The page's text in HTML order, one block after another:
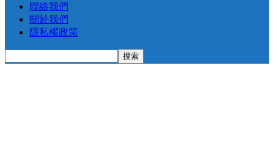
聯絡我們
關於我們
隱私權政策